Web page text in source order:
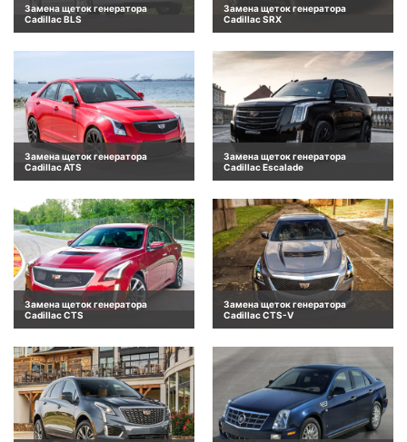
Замена щеток генератора
Cadillac BLS
Замена щеток генератора
Cadillac SRX
Замена щеток генератора
Cadillac ATS
Замена щеток генератора
Cadillac Escalade
Замена щеток генератора
Cadillac CTS
Замена щеток генератора
Cadillac CTS-V